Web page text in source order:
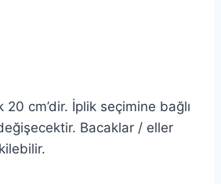
20 cm’dir. İplik seçimine bağlı
Bacaklar / eller